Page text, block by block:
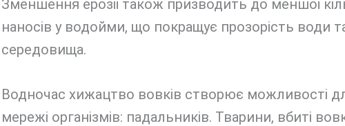
Зменшення ерозії також призводить до меншої
наносів у водойми, що покращує прозорість води
середовища.
Водночас хижацтво вовків створює можливості
мережі організмів: падальників. Тварини, вбиті